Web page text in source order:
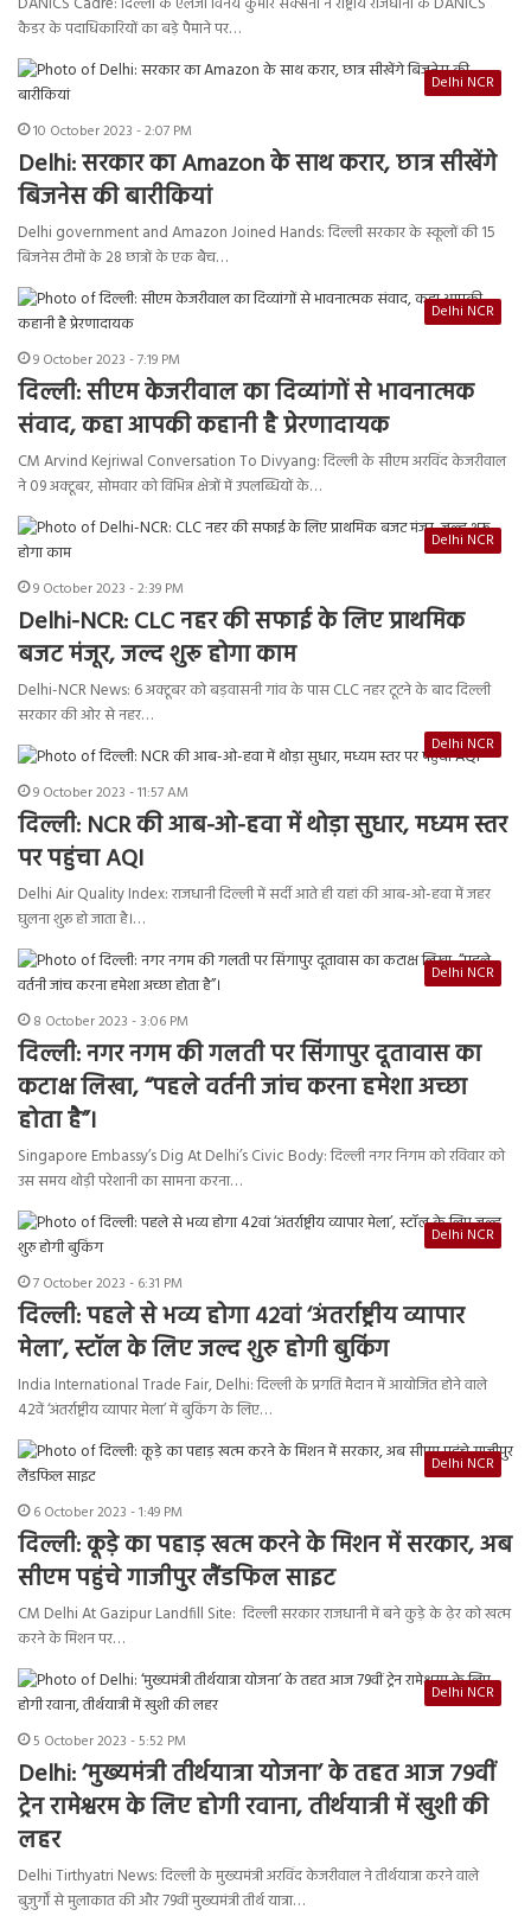
कैडर के पदाधिकारियों का बड़े पैमाने पर…
Delhi NCR
10 October 2023 - 2:07 PM
Delhi: सरकार का Amazon के साथ करार, छात्र सीखेंगे
बिजनेस की बारीकियां
Delhi government and Amazon Joined Hands: दिल्ली सरकार के स्कूलों की 15
बिजनेस टीमों के 28 छात्रों के एक बैच…
Delhi NCR
9 October 2023 - 7:19 PM
दिल्ली: सीएम केजरीवाल का दिव्यांगों से भावनात्मक
संवाद, कहा आपकी कहानी है प्रेरणादायक
CM Arvind Kejriwal Conversation To Divyang: दिल्ली के सीएम अरविंद केजरीवाल
ने 09 अक्टूबर, सोमवार को विभिन्न क्षेत्रों में उपलब्धियों के…
Delhi NCR
9 October 2023 - 2:39 PM
Delhi-NCR: CLC नहर की सफाई के लिए प्राथमिक
बजट मंजूर, जल्द शुरू होगा काम
Delhi-NCR News: 6 अक्टूबर को बड़वासनी गांव के पास CLC नहर टूटने के बाद दिल्ली
सरकार की ओर से नहर…
Delhi NCR
9 October 2023 - 11:57 AM
दिल्ली: NCR की आब-ओ-हवा में थोड़ा सुधार, मध्यम स्तर
पर पहुंचा AQI
Delhi Air Quality Index: राजधानी दिल्ली में सर्दी आते ही यहां की आब-ओ-हवा में जहर
घुलना शुरू हो जाता है।…
Delhi NCR
8 October 2023 - 3:06 PM
दिल्ली: नगर नगम की गलती पर सिंगापुर दूतावास का
कटाक्ष लिखा, “पहले वर्तनी जांच करना हमेशा अच्छा
होता है”।
Singapore Embassy’s Dig At Delhi’s Civic Body: दिल्ली नगर निगम को रविवार को
उस समय थोड़ी परेशानी का सामना करना…
Delhi NCR
7 October 2023 - 6:31 PM
दिल्ली: पहले से भव्य होगा 42वां ‘अंतर्राष्ट्रीय व्यापार
मेला’, स्टॉल के लिए जल्द शुरु होगी बुकिंग
India International Trade Fair, Delhi: दिल्ली के प्रगति मैदान में आयोजित होने वाले
42वें ‘अंतर्राष्ट्रीय व्यापार मेला’ में बुकिंग के लिए…
Delhi NCR
6 October 2023 - 1:49 PM
दिल्ली: कूड़े का पहाड़ खत्म करने के मिशन में सरकार, अब
सीएम पहुंचे गाजीपुर लैंडफिल साइट
CM Delhi At Gazipur Landfill Site: दिल्ली सरकार राजधानी में बने कुड़े के ढ़ेर को खत्म
करने के मिशन पर…
Delhi NCR
5 October 2023 - 5:52 PM
Delhi: ‘मुख्यमंत्री तीर्थयात्रा योजना’ के तहत आज 79वीं
ट्रेन रामेश्वरम के लिए होगी रवाना, तीर्थयात्री में खुशी की
लहर
Delhi Tirthyatri News: दिल्ली के मुख्यमंत्री अरविंद केजरीवाल ने तीर्थयात्रा करने वाले
बुजुर्गों से मुलाकात की और 79वीं मुख्यमंत्री तीर्थ यात्रा…